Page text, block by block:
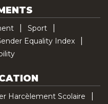
Sport
Equality Index
Harcèlement Scolaire